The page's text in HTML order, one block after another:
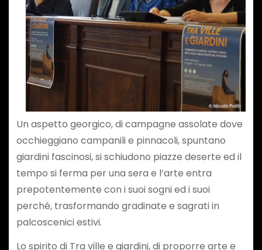
Un aspetto georgico, di campagne assolate dove
occhieggiano campanili e pinnacoli, spuntano
giardini fascinosi, si schiudono piazze deserte ed il
tempo si ferma per una sera e l’arte entra
prepotentemente con i suoi sogni ed i suoi
perché, trasformando gradinate e sagrati in
palcoscenici estivi.
Lo spirito di Tra ville e giardini, di proporre arte e